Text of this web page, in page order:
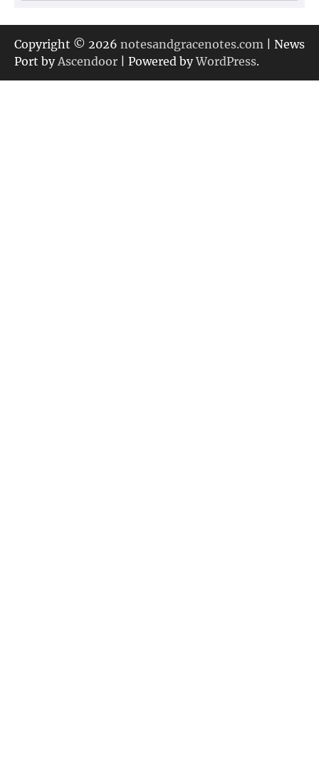
ゴ
リ
ー
Copyright © 2026 notesandgracenotes.com | News
Port byAscendoor | Powered byWordPress.